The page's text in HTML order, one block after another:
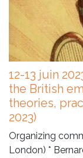
12-13 juin
the British
theories,
2023)
Organizing
London) *